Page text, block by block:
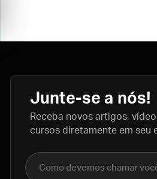
Junte-se a nós!
Receba novos artigos,
cursos diretamente em seu
Nome completo